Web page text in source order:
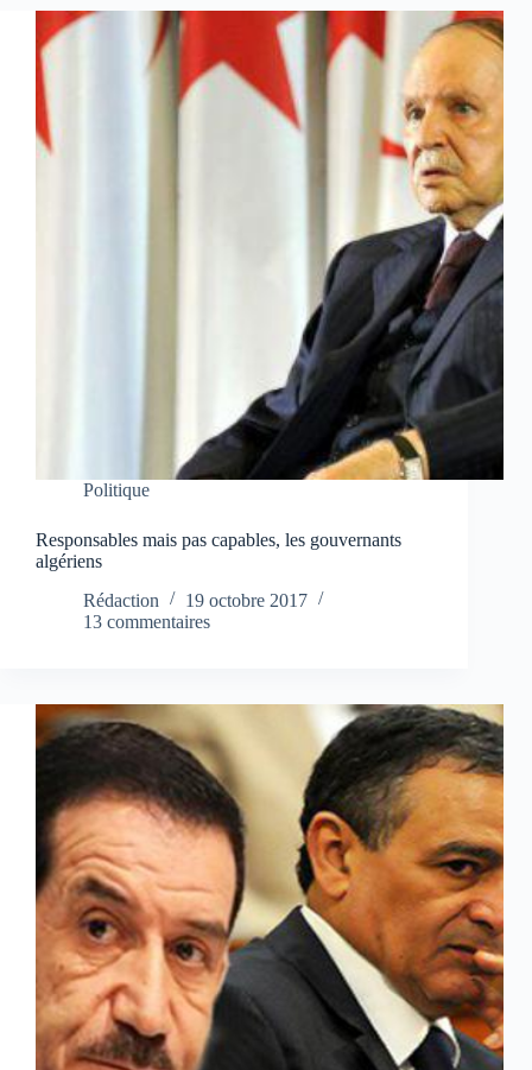
Politique
Responsables mais pas capables, les gouvernants
algériens
Rédaction
19 octobre 2017
13 commentaires